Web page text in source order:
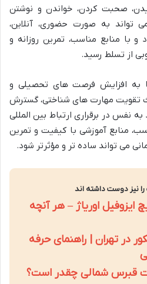
صحبت کردن، خواندن و نوشتن
تواند به صورت حضوری، آنلاین،
و با منابع مناسب، تمرین روزانه و
از تسلط رسید.
به افزایش فرصت های تحصیلی و
تقویت مهارت های شناختی، گسترش
نفس در برقراری ارتباط بین المللی
منابع آموزشی با کیفیت و تمرین
می تواند ساده تر و مؤثرتر شود.
نیز دوست داشته اند
اوریاژ – هر آنچه
در تهران | راهنمای حرفه
قبرس شمالی چقدر است؟